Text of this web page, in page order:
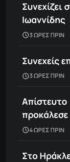
Συνεχίζει
Ιωαννίδης
3 ΩΡΕΣ ΠΡΙΝ
Συνεχείς
3 ΩΡΕΣ ΠΡΙΝ
προκάλεσε
4 ΩΡΕΣ ΠΡΙΝ
Στο